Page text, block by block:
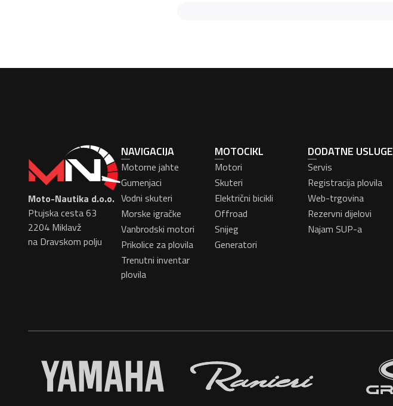
Moto-Nautika d.o.o.
Ptujska cesta 63
2204 Miklavž
na Dravskom polju
NAVIGACIJA
Motorne jahte
Gumenjaci
Vodni skuteri
Morske igračke
Vanbrodski motori
Prikolice za plovila
Trenutni inventar
plovila
MOTOCIKL
Motori
Skuteri
Električni bicikli
Offroad
Snijeg
Generatori
DODATNE USLUGE
Servis
Registracija plovila
Web-trgovina
Rezervni dijelovi
Najam SUP-a